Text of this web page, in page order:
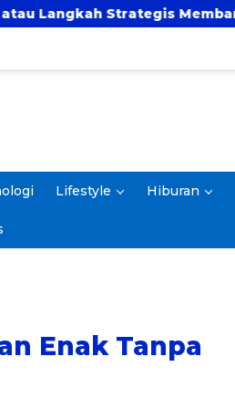
Membangun Masa Depan?
Lifestyle Hiburan
Enak Tanpa